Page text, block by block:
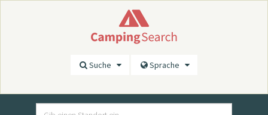
Suche Sprache